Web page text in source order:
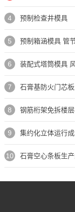
4 预制检查井模具
5 预制箱涵模具 管
6 装配式塔筒模具
7 石膏基防火门芯
8 钢筋桁架免拆楼
9 集约化立体运行
10 石膏空心条板生